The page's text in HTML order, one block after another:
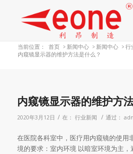
当前位置： 首页 > 新闻中心 > 新闻中心 > 行
内窥镜显示器的维护方法是什么？
内窥镜显示器的维护方
2020年3月12日 / 在： 行业新闻 / 通过：
在医院各科室中，医疗用内窥镜的使用
境的要求：室内环境 以暗室环境为主